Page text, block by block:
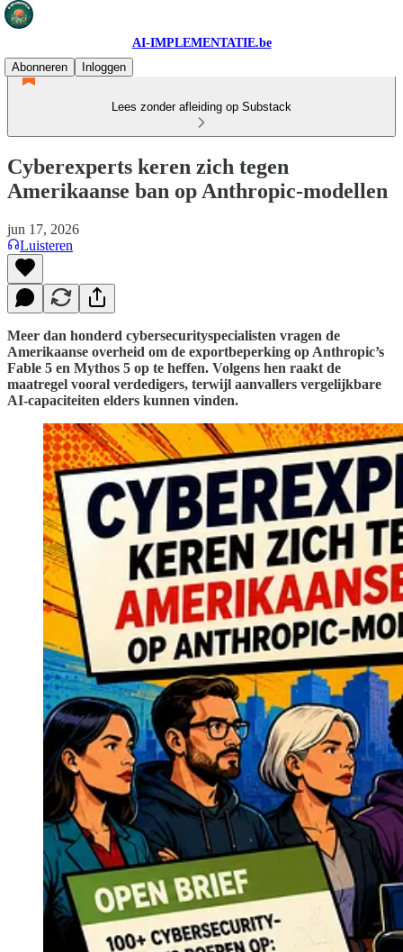
AI-IMPLEMENTATIE.be
Abonneren
Inloggen
Lees zonder afleiding op Substack
Cyberexperts keren zich tegen
Amerikaanse ban op Anthropic-modellen
jun 17, 2026
Luisteren
Meer dan honderd cybersecurityspecialisten vragen de
Amerikaanse overheid om de exportbeperking op Anthropic’s
Fable 5 en Mythos 5 op te heffen. Volgens hen raakt de
maatregel vooral verdedigers, terwijl aanvallers vergelijkbare
AI-capaciteiten elders kunnen vinden.